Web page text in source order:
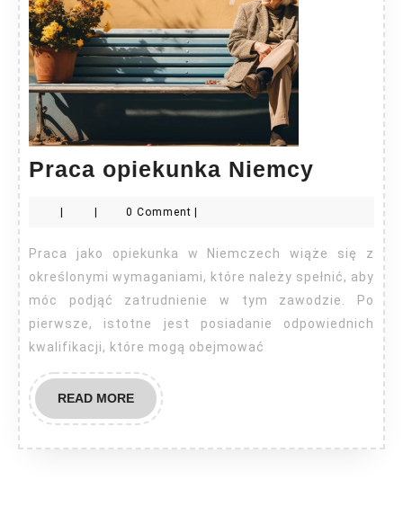
Praca opiekunka Niemcy
Niemcy
0 Comment
Praca jako opiekunka w Niemczech wiąże się z
określonymi wymaganiami, które należy spełnić, aby
móc podjąć zatrudnienie w tym zawodzie. Po
pierwsze, istotne jest posiadanie odpowiednich
kwalifikacji, które mogą obejmować
READ MOREREAD
MORE